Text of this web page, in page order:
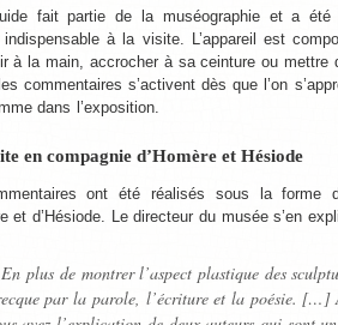
fait partie de la muséographie et a
indispensable à la visite. L’appareil est
à la main, accrocher à sa ceinture ou
commentaires s’activent dès que l’on
dans l’exposition.
en compagnie d’Homère et Hésiode
ont été réalisés sous la forme
et d’Hésiode. Le directeur du musée s’en
plus de montrer l’aspect plastique des
par la parole, l’écriture et la poésie.